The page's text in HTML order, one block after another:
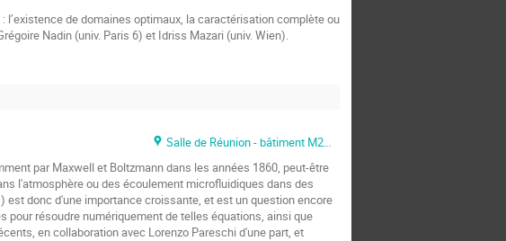
de domaines optimaux, la caractérisation complète ou
Nadin (univ. Paris 6) et Idriss Mazari (univ. Wien).
Salle de Réunion - bâtiment M2 - Cité Scientifique
par Maxwell et Boltzmann dans les années 1860, peut-être
l'atmosphère ou des écoulement microfluidiques dans des
donc d'une importance croissante, et est un question encore
résoudre numériquement de telles équations, ainsi que
en collaboration avec Lorenzo Pareschi d'une part, et